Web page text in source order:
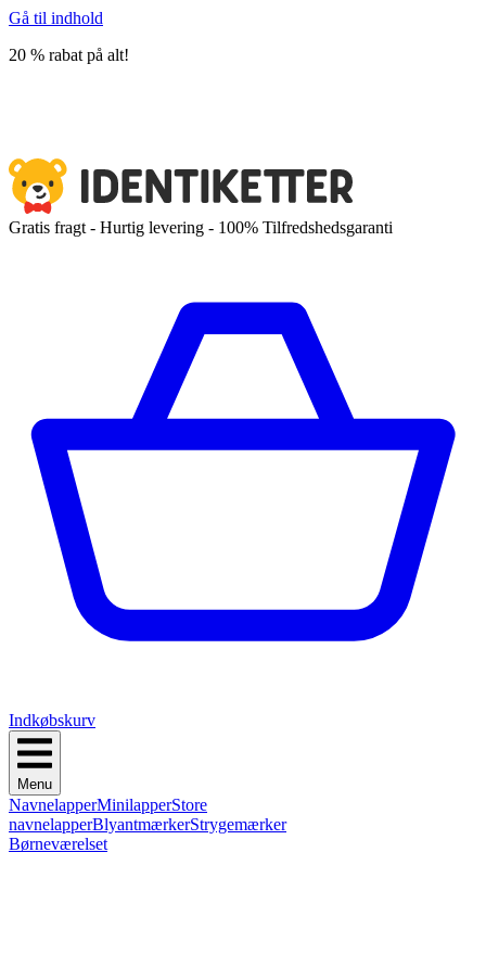
Gå til indhold
20 % rabat på alt!
Gratis fragt - Hurtig levering - 100% Tilfredshedsgaranti
Indkøbskurv
Menu
NavnelapperMinilapperStore
navnelapperBlyantmærkerStrygemærker
Børneværelset